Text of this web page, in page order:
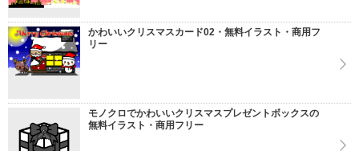
かわいいクリスマスカード02・無料イラスト・商用フ
リー
モノクロでかわいいクリスマスプレゼントボックスの
無料イラスト・商用フリー